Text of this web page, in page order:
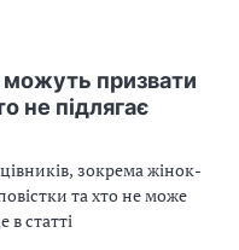
можуть призвати
не підлягає
зокрема жінок-
та хто не може
статті